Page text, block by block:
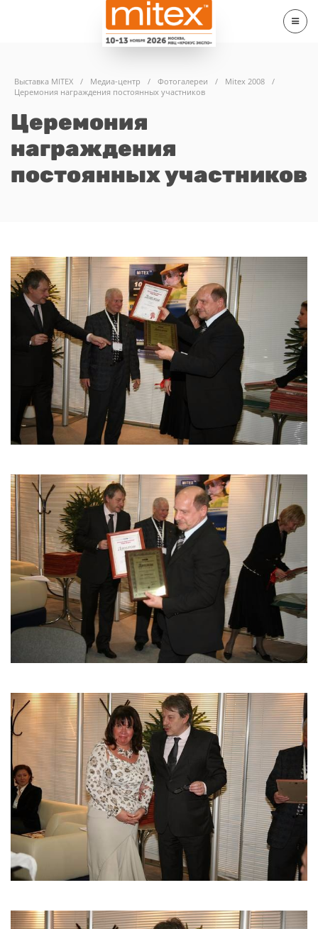
Выставка MITEX / Медиа-центр / Фотогалереи / Mitex 2008
/
Церемония награждения постоянных участников
Церемония
награждения
постоянных участников